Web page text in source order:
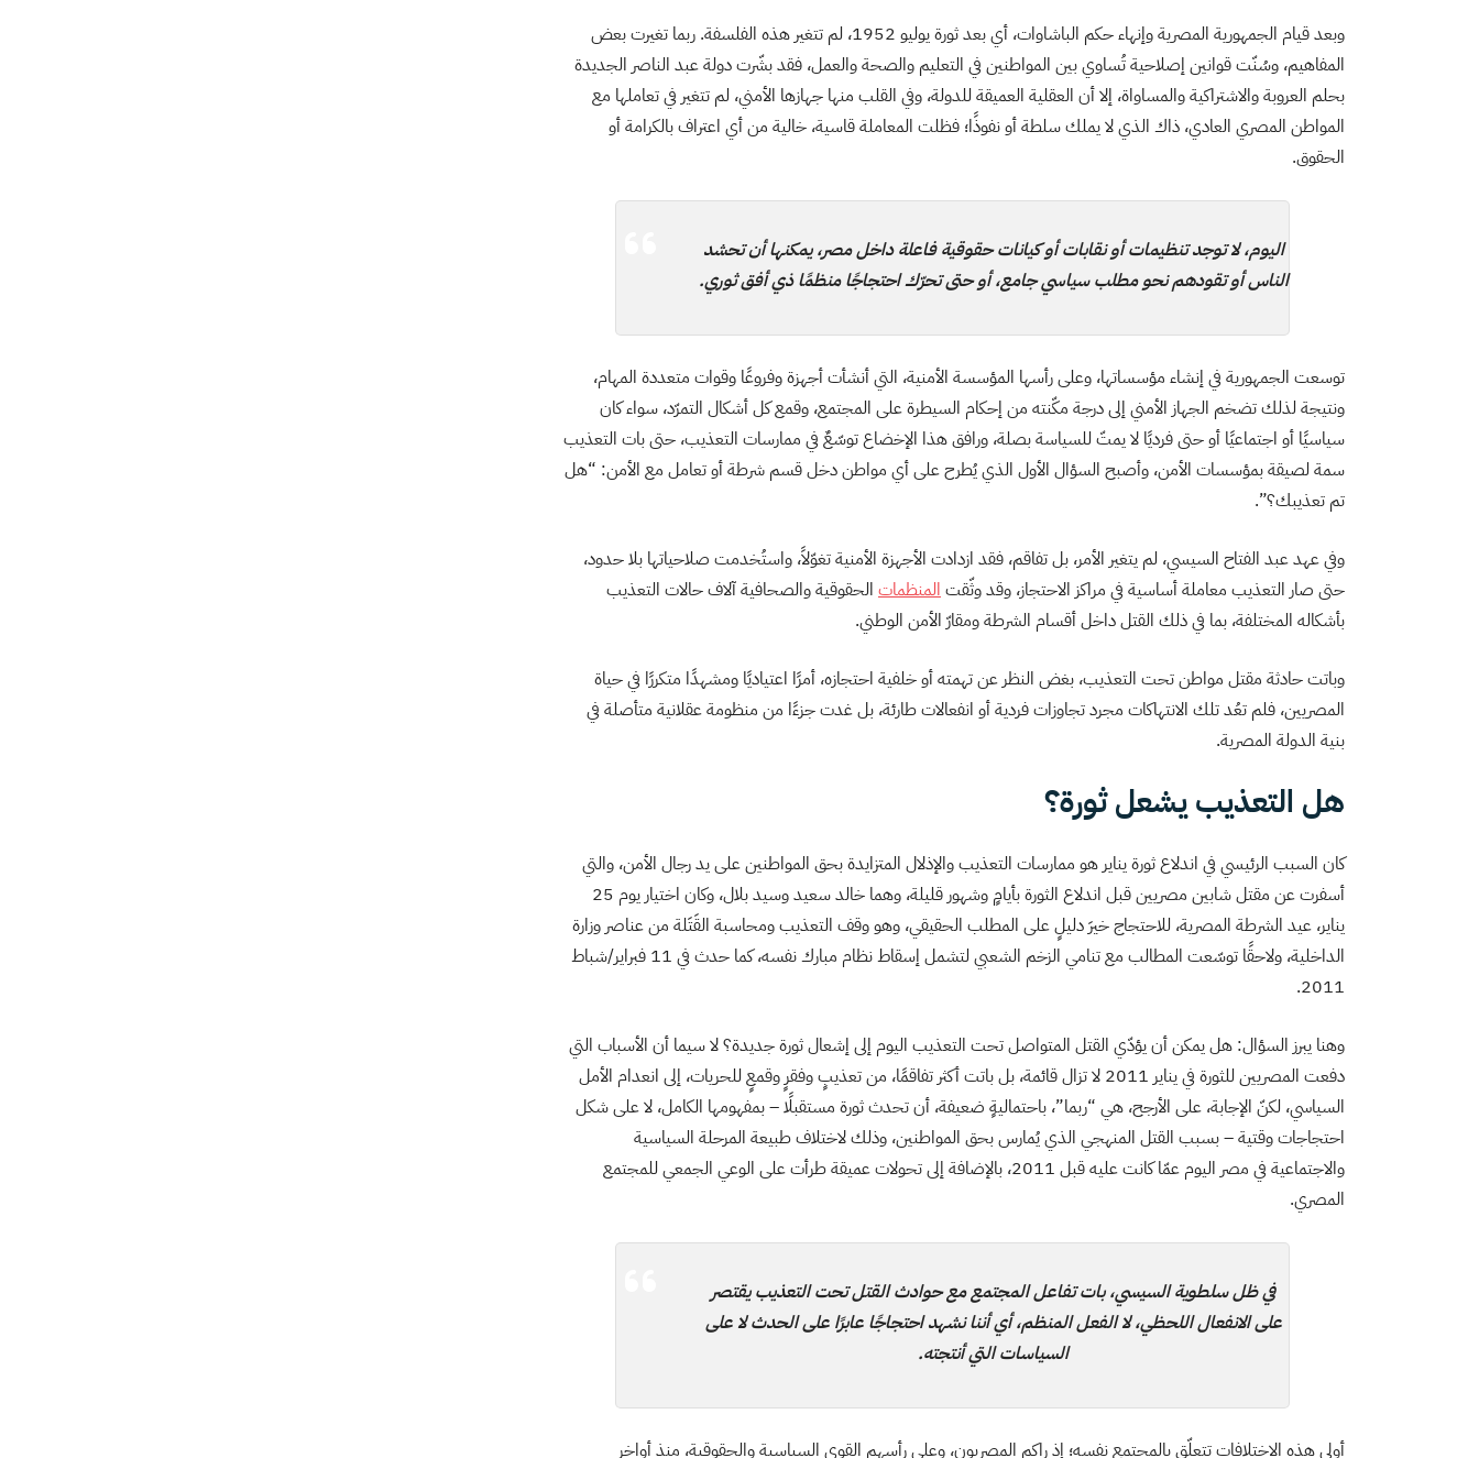
وبعد قيام الجمهورية المصرية وإنهاء حكم الباشاوات، أي بعد ثورة يوليو 1952، لم تتغير هذه الفلسفة. ربما تغيرت بعض
المفاهيم، وسُنّت قوانين إصلاحية تُساوي بين المواطنين في التعليم والصحة والعمل، فقد بشّرت دولة عبد الناصر الجديدة
بحلم العروبة والاشتراكية والمساواة، إلا أن العقلية العميقة للدولة، وفي القلب منها جهازها الأمني، لم تتغير في تعاملها مع
المواطن المصري العادي، ذاك الذي لا يملك سلطة أو نفوذًا؛ فظلت المعاملة قاسية، خالية من أي اعتراف بالكرامة أو
الحقوق.
اليوم، لا توجد تنظيمات أو نقابات أو كيانات حقوقية فاعلة داخل مصر، يمكنها أن تحشد
الناس أو تقودهم نحو مطلب سياسي جامع، أو حتى تحرّك احتجاجًا منظمًا ذي أفق ثوري.
توسعت الجمهورية في إنشاء مؤسساتها، وعلى رأسها المؤسسة الأمنية، التي أنشأت أجهزة وفروعًا وقوات متعددة المهام،
ونتيجة لذلك تضخم الجهاز الأمني إلى درجة مكّنته من إحكام السيطرة على المجتمع، وقمع كل أشكال التمرّد، سواء كان
سياسيًا أو اجتماعيًا أو حتى فرديًا لا يمتّ للسياسة بصلة، ورافق هذا الإخضاع توسّعٌ في ممارسات التعذيب، حتى بات التعذيب
سمة لصيقة بمؤسسات الأمن، وأصبح السؤال الأول الذي يُطرح على أي مواطن دخل قسم شرطة أو تعامل مع الأمن: “هل
تم تعذيبك؟”.
وفي عهد عبد الفتاح السيسي، لم يتغير الأمر، بل تفاقم، فقد ازدادت الأجهزة الأمنية تغوّلاً، واستُخدمت صلاحياتها بلا حدود،
حتى صار التعذيب معاملة أساسية في مراكز الاحتجاز، وقد وثّقتالمنظمات الحقوقية والصحافية آلاف حالات التعذيب
بأشكاله المختلفة، بما في ذلك القتل داخل أقسام الشرطة ومقارّ الأمن الوطني.
وباتت حادثة مقتل مواطن تحت التعذيب، بغض النظر عن تهمته أو خلفية احتجازه، أمرًا اعتياديًا ومشهدًا متكررًا في حياة
المصريين، فلم تعُد تلك الانتهاكات مجرد تجاوزات فردية أو انفعالات طارئة، بل غدت جزءًا من منظومة عقلانية متأصلة في
بنية الدولة المصرية.
هل التعذيب يشعل ثورة؟
كان السبب الرئيسي في اندلاع ثورة يناير هو ممارسات التعذيب والإذلال المتزايدة بحق المواطنين على يد رجال الأمن، والتي
أسفرت عن مقتل شابين مصريين قبل اندلاع الثورة بأيامٍ وشهور قليلة، وهما خالد سعيد وسيد بلال، وكان اختيار يوم 25
يناير، عيد الشرطة المصرية، للاحتجاج خيرَ دليلٍ على المطلب الحقيقي، وهو وقف التعذيب ومحاسبة القَتَلة من عناصر وزارة
الداخلية، ولاحقًا توسّعت المطالب مع تنامي الزخم الشعبي لتشمل إسقاط نظام مبارك نفسه، كما حدث في 11 فبراير/شباط
2011.
وهنا يبرز السؤال: هل يمكن أن يؤدّي القتل المتواصل تحت التعذيب اليوم إلى إشعال ثورة جديدة؟ لا سيما أن الأسباب التي
دفعت المصريين للثورة في يناير 2011 لا تزال قائمة، بل باتت أكثر تفاقمًا، من تعذيبٍ وفقرٍ وقمعٍ للحريات، إلى انعدام الأمل
السياسي، لكنّ الإجابة، على الأرجح، هي “ربما”، باحتماليةٍ ضعيفة، أن تحدث ثورة مستقبلًا – بمفهومها الكامل، لا على شكل
احتجاجات وقتية – بسبب القتل المنهجي الذي يُمارس بحق المواطنين، وذلك لاختلاف طبيعة المرحلة السياسية
والاجتماعية في مصر اليوم عمّا كانت عليه قبل 2011، بالإضافة إلى تحولات عميقة طرأت على الوعي الجمعي للمجتمع
المصري.
في ظل سلطوية السيسي، بات تفاعل المجتمع مع حوادث القتل تحت التعذيب يقتصر
على الانفعال اللحظي، لا الفعل المنظم، أي أننا نشهد احتجاجًا عابرًا على الحدث لا على
السياسات التي أنتجته.
أولى هذه الاختلافات تتعلّق بالمجتمع نفسه؛ إذ راكم المصريون، وعلى رأسهم القوى السياسية والحقوقية، منذ أواخر